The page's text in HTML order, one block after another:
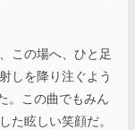
この場へ、ひと足
しを降り注ぐよう
。この曲でもみん
た眩しい笑顔だ。